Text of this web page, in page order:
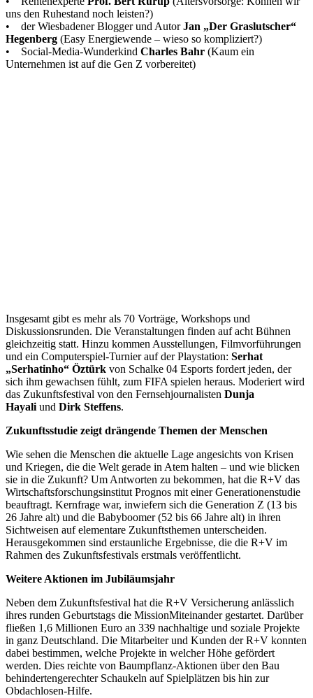
uns den Ruhestand noch leisten?)
• der Wiesbadener Blogger und AutorJan „Der Graslutscher“
Hegenberg (Easy Energiewende – wieso so kompliziert?)
• Social-Media-Wunderkind Charles Bahr (Kaum ein
Unternehmen ist auf die Gen Z vorbereitet)
Insgesamt gibt es mehr als 70 Vorträge, Workshops und
Diskussionsrunden. Die Veranstaltungen finden auf acht Bühnen
gleichzeitig statt. Hinzu kommen Ausstellungen, Filmvorführungen
und ein Computerspiel-Turnier auf der Playstation: Serhat
„Serhatinho“ Öztürk von Schalke 04 Esports fordert jeden, der
sich ihm gewachsen fühlt, zum FIFA spielen heraus. Moderiert wird
das Zukunftsfestival von den Fernsehjournalisten Dunja
Hayali und Dirk Steffens.
Zukunftsstudie zeigt drängende Themen der Menschen
Wie sehen die Menschen die aktuelle Lage angesichts von Krisen
und Kriegen, die die Welt gerade in Atem halten – und wie blicken
sie in die Zukunft? Um Antworten zu bekommen, hat die R+V das
Wirtschaftsforschungsinstitut Prognos mit einer Generationenstudie
beauftragt. Kernfrage war, inwiefern sich die Generation Z (13 bis
26 Jahre alt) und die Babyboomer (52 bis 66 Jahre alt) in ihren
Sichtweisen auf elementare Zukunftsthemen unterscheiden.
Herausgekommen sind erstaunliche Ergebnisse, die die R+V im
Rahmen des Zukunftsfestivals erstmals veröffentlicht.
Weitere Aktionen im Jubiläumsjahr
Neben dem Zukunftsfestival hat die R+V Versicherung anlässlich
ihres runden Geburtstags die MissionMiteinander gestartet. Darüber
fließen 1,6 Millionen Euro an 339 nachhaltige und soziale Projekte
in ganz Deutschland. Die Mitarbeiter und Kunden der R+V konnten
dabei bestimmen, welche Projekte in welcher Höhe gefördert
werden. Dies reichte von Baumpflanz-Aktionen über den Bau
behindertengerechter Schaukeln auf Spielplätzen bis hin zur
Obdachlosen-Hilfe.